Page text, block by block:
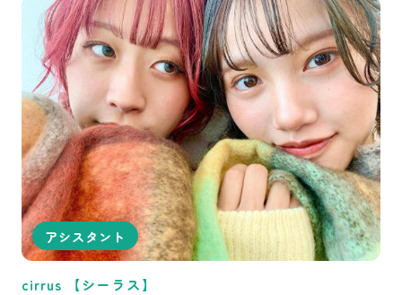
アシスタント
cirrus 【シーラス】